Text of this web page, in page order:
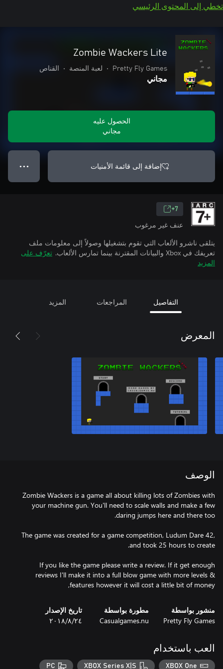
تخطي إلى المحتوى الرئيسي
Zombie Wackers Lite
Pretty Fly Games
• لعبة المنصة • القناص
مجاني
الحصول عليه
مجاني
إضافة إلى قائمة الأمنيات ● ● ●
7+
عنف غير مرغوب
يتلقى ناشرو الألعاب التي تقوم بتشغيلها وصولاً إلى معلومات ملف
تعريفك في Xbox والبيانات المقترنة بينما تمارس الألعاب.
تعرّف على
المزيد
التفاصيل المراجعات المزيد
المعرض
الوصف
Zombie Wackers is a game all about killing lots of Zombies with
your machine gun. You'll need to scale walls and make a few
The game was created for a game competition, Ludum Dare 42,
If you like the game please write a review. If it get enough
reviews I'll make it into a full blow game with more levels &
features however it will cost a little bit of money,
منشور بواسطة
Pretty Fly Games
مطورة بواسطة
Casualgames.nu
تاريخ الإصدار
٢٤‏/٨‏/٢٠١٨
العب باستخدام
XBOX One
XBOX Series X|S
PC